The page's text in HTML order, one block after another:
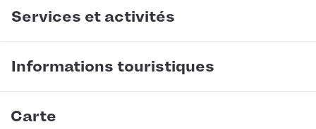
Services et activités
Informations touristiques
Carte